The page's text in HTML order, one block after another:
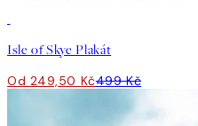
Isle of Skye Plakát
Od 249,50 Kč499 Kč